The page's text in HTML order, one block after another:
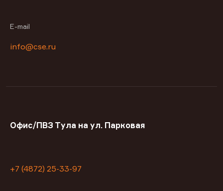
E-mail
info@cse.ru
Офис/ПВЗ Тула на ул. Парковая
+7 (4872) 25-33-97